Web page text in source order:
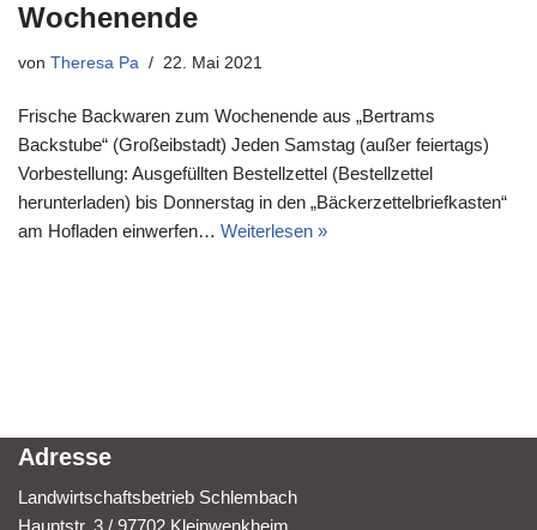
Wochenende
von Theresa Pa 22. Mai 2021
Frische Backwaren zum Wochenende aus „Bertrams
Backstube“ (Großeibstadt) Jeden Samstag (außer feiertags)
Vorbestellung: Ausgefüllten Bestellzettel (Bestellzettel
herunterladen) bis Donnerstag in den „Bäckerzettelbriefkasten“
am Hofladen einwerfen… Weiterlesen »
Adresse
Landwirtschaftsbetrieb Schlembach
Hauptstr. 3 / 97702 Kleinwenkheim